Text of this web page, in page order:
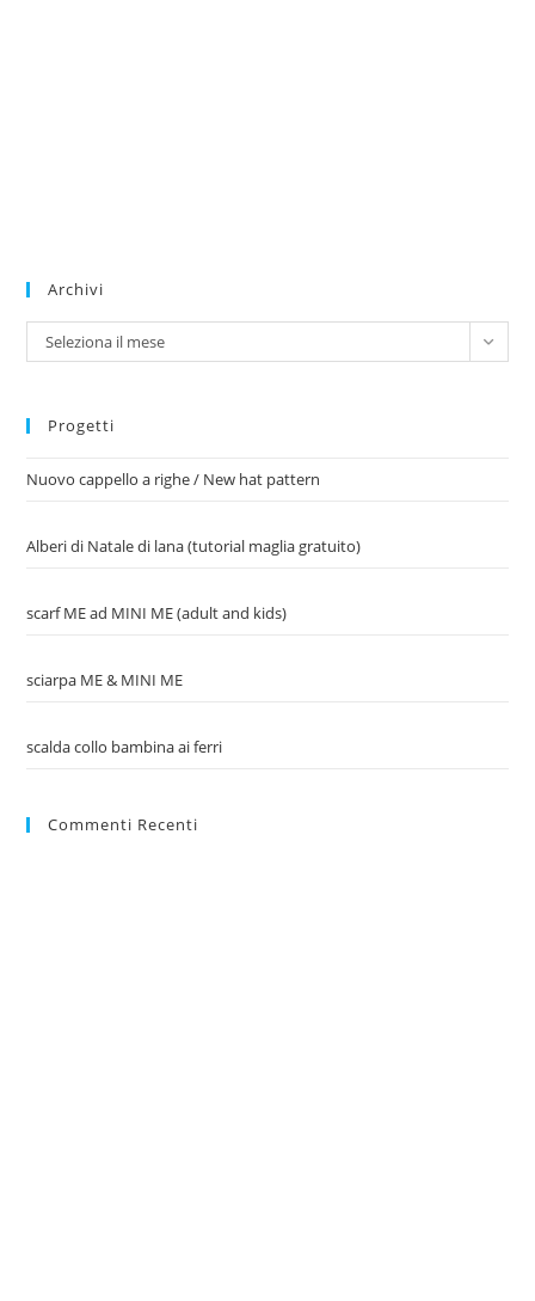
Archivi
Archivi
Seleziona il mese
Progetti
Nuovo cappello a righe / New hat pattern
Alberi di Natale di lana (tutorial maglia gratuito)
scarf ME ad MINI ME (adult and kids)
sciarpa ME & MINI ME
scalda collo bambina ai ferri
Commenti Recenti